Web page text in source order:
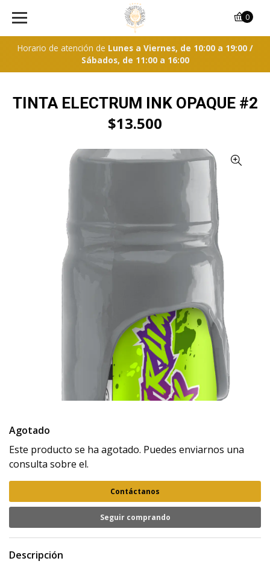
Horario de atención de Lunes a Viernes, de 10:00 a 19:00 /
Sábados, de 11:00 a 16:00
0
TINTA ELECTRUM INK OPAQUE #2
$13.500
Agotado
Este producto se ha agotado. Puedes enviarnos una
consulta sobre el.
Contáctanos
Seguir comprando
Descripción